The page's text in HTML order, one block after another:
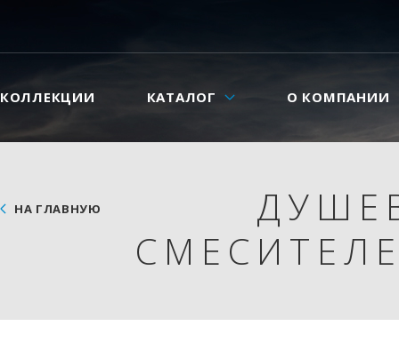
КОЛЛЕКЦИИ КАТАЛОГ О КОМПАНИИ
НА ГЛАВНУЮ